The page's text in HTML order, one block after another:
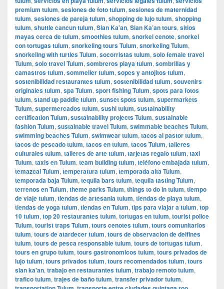
premium tulum, sesiones de foto tulum, sesiones de maternidad
tulum, sesiones de pareja tulum, shopping de lujo tulum, shopping
tulum, shuttle cancun tulum, Sian Ka’an, Sian Ka’an tours, sitios
mayas cerca de tulum, smoothies tulum, snorkel cenote, snorkel
con tortugas tulum, snorkeling tours Tulum, snorkeling Tulum,
snorkeling with turtles Tulum, socorristas tulum, solo female travel
Tulum, solo travel Tulum, sombreros playa tulum, sombrillas y
camastros tulum, sommelier tulum, sopes y antojitos tulum,
sostenibilidad restaurantes tulum, sostenibilidad tulum, souvenirs
originales tulum, spa Tulum, sport fishing Tulum, spots para fotos
tulum, stand up paddle tulum, sunset spots tulum, supermarkets
Tulum, supermercados tulum, sushi tulum, sustainability
certification Tulum, sustainability projects Tulum, sustainable
fashion Tulum, sustainable travel Tulum, swimmable beaches Tulum,
swimming beaches Tulum, swimwear tulum, tacos al pastor tulum,
tacos de pescado tulum, tacos en tulum, tacos Tulum, talleres
culturales tulum, talleres de arte tulum, tarjetas regalo tulum, taxi
Tulum, taxis en Tulum, team building tulum, teléfono embajada tulum,
temazcal Tulum, temperatura tulum, temporada alta Tulum,
temporada baja Tulum, tequila bars tulum, tequila tasting Tulum,
terrenos en Tulum, theme parks Tulum, things to do in tulum, tiempo
de viaje tulum, tiendas de artesania tulum, tiendas de playa tulum,
tiendas de yoga tulum, tiendas en Tulum, tips para viajar a tulum, top
10 tulum, top 20 restaurantes tulum, tortugas en tulum, tourist police
Tulum, tourist traps Tulum, tours cenotes tulum, tours comunitarios
tulum, tours de atardecer tulum, tours de observacion de delfines
tulum, tours de pesca responsable tulum, tours de tortugas tulum,
tours en grupo tulum, tours gastronomicos tulum, tours privados de
lujo tulum, tours privados tulum, tours recomendados tulum, tours
sian ka'an, trabajo en restaurantes tulum, trabajo remoto tulum,
trafico tulum, trajes de baño tulum, transfer privador tulum,